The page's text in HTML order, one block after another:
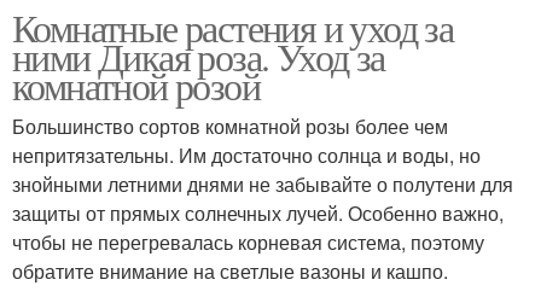
Комнатные растения и уход за
ними Дикая роза. Уход за
комнатной розой
Большинство сортов комнатной розы более чем
непритязательны. Им достаточно солнца и воды, но
знойными летними днями не забывайте о полутени для
защиты от прямых солнечных лучей. Особенно важно,
чтобы не перегревалась корневая система, поэтому
обратите внимание на светлые вазоны и кашпо.